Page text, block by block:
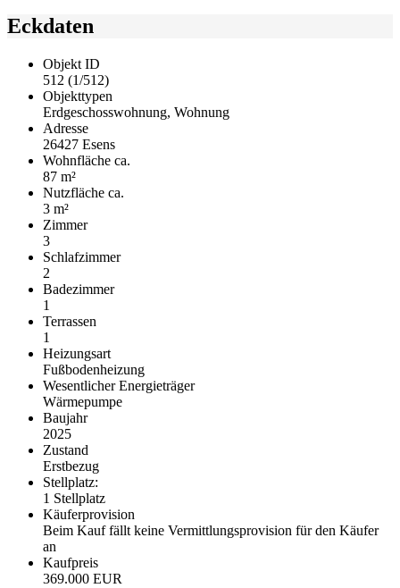
Eckdaten
Objekt ID
512 (1/512)
Objekttypen
Erdgeschosswohnung, Wohnung
Adresse
26427 Esens
Wohnfläche ca.
87 m²
Nutzfläche ca.
3 m²
Zimmer
3
Schlafzimmer
2
Badezimmer
1
Terrassen
1
Heizungsart
Fußbodenheizung
Wesentlicher Energieträger
Wärmepumpe
Baujahr
2025
Zustand
Erstbezug
Stellplatz:
1 Stellplatz
Käufer­provision
Beim Kauf fällt keine Vermittlungsprovision für den Käufer
an
Kaufpreis
369.000 EUR